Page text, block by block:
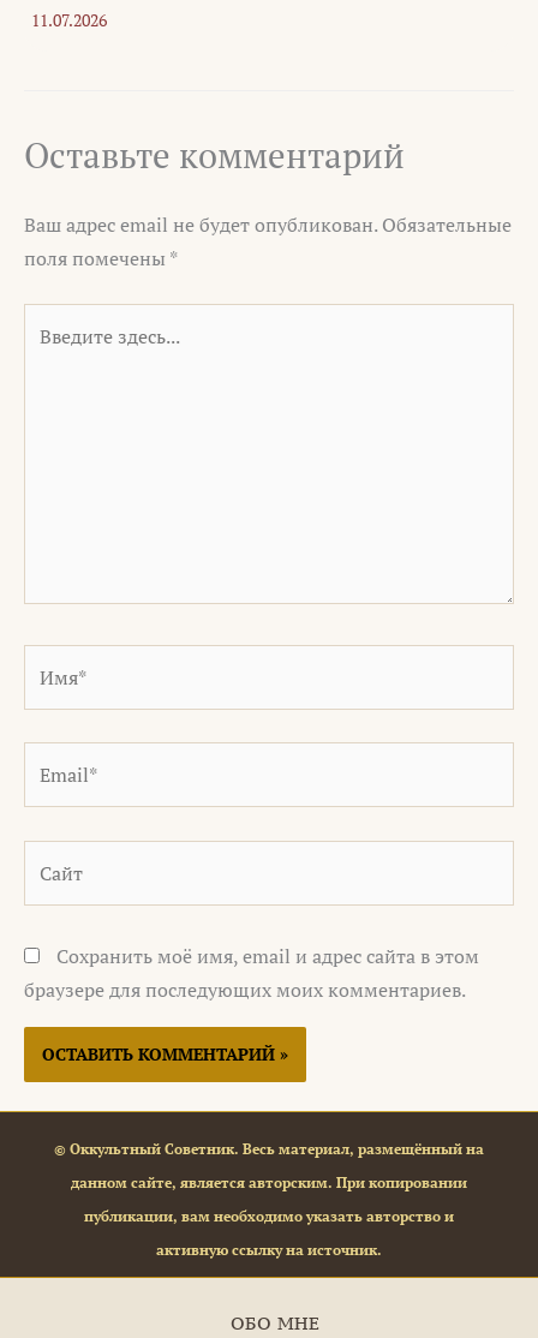
11.07.2026
Оставьте комментарий
Ваш адрес email не будет опубликован. Обязательные
поля помечены *
здесь...
Сохранить моё имя, email и адрес сайта в этом
браузере для последующих моих комментариев.
© Оккультный Советник. Весь материал, размещённый на
данном сайте, является авторским. При копировании
публикации, вам необходимо указать авторство и
активную ссылку на источник.
ОБО МНЕ